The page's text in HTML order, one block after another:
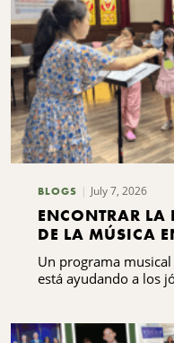
BLOGS July 7, 2026
ENCONTRAR LA
DE LA MÚSICA
Un programa
está ayudando a los
en